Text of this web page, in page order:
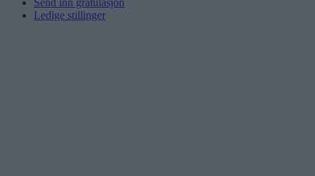
Send inn gratulasjon
Ledige stillinger